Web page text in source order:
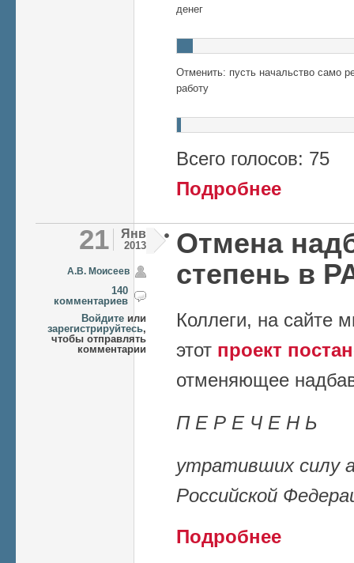
денег
Отменить: пусть начальство само
работу
Всего голосов: 75
Подробнее
21 Янв
2013
А.В. Моисеев
140
комментариев
Войдите или
зарегистрируйтесь,
чтобы отправлять
комментарии
Отмена
степень в
Коллеги, на сайте
этот проект
отменяющее
П Е Р Е Ч Е Н Ь
утративших силу
Российской
Подробнее